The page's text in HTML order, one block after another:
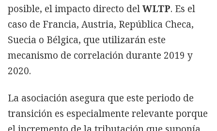
posible, el impacto directo delWLTP. Es el
caso de Francia, Austria, República Checa,
Suecia o Bélgica, que utilizarán este
mecanismo de correlación durante 2019 y
2020.
La asociación asegura que este periodo de
transición es especialmente relevante porque